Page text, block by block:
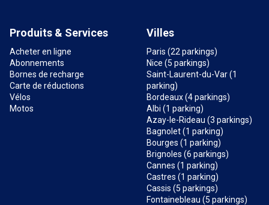
Produits & Services
Acheter en ligne
Abonnements
Bornes de recharge
Carte de réductions
Vélos
Motos
Villes
Paris (22 parkings)
Nice (5 parkings)
Saint-Laurent-du-Var (1
parking)
Bordeaux (4 parkings)
Albi (1 parking)
Azay-le-Rideau (3 parkings)
Bagnolet (1 parking)
Bourges (1 parking)
Brignoles (6 parkings)
Cannes (1 parking)
Castres (1 parking)
Cassis (5 parkings)
Fontainebleau (5 parkings)